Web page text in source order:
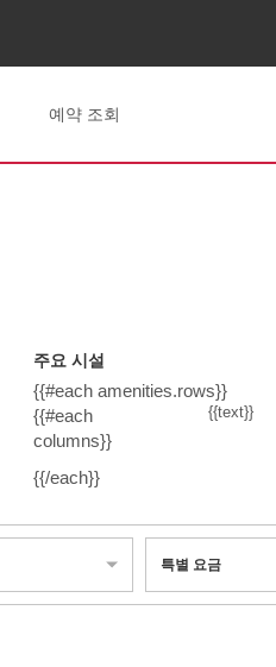
예약 조회
주요 시설
{{#each amenities.rows}}
{{#each
columns}}
{{text}}
{{/each}}
특별 요금